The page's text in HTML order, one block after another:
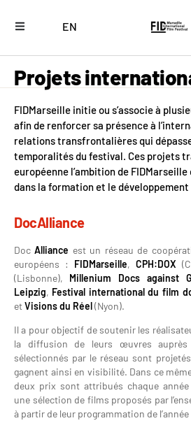
EN
Projets
FIDMarseille initie ou s’associe à
afin de renforcer sa présence à
relations transfrontalières qui
temporalités du festival. Ces projets
européenne l’ambition de
dans la formation et le
DocAlliance
Doc Alliance est un réseau de
européens : FIDMarseille, CPH:DOX
(Lisbonne), Millenium Docs against
Leipzig, Festival international du film
etVisions du Réel(Nyon).
Il a pour objectif de soutenir les
la diffusion de leurs œuvres
sélectionnés par le réseau sont
gagnent ainsi en visibilité. Dans ce
deux prix sont attribués chaque
une sélection de films proposés par
à partir de leur programmation de